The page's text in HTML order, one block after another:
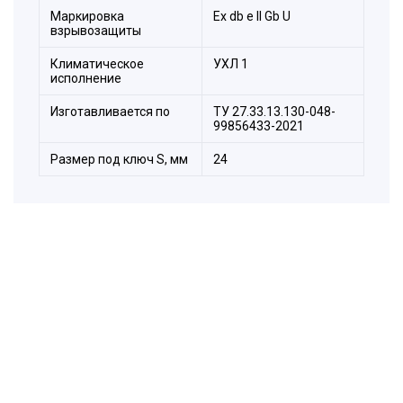
Маркировка
взрывозащиты
Ех db e II Gb U
Климатическое
исполнение
УХЛ 1
Изготавливается по
ТУ 27.33.13.130-048-
99856433-2021
Размер под ключ S, мм 24